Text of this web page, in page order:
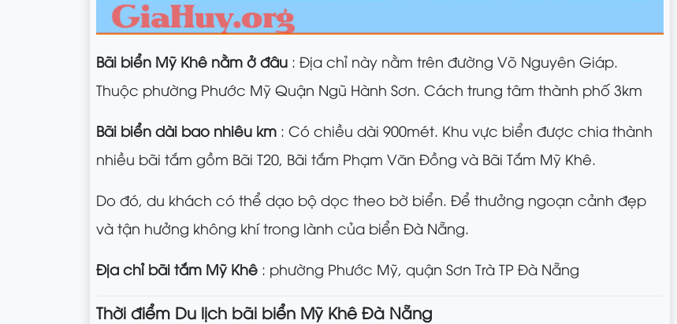
Bãi biển Mỹ Khê nằm ở đâu : Địa chỉ này nằm trên đường Võ Nguyên Giáp.
Thuộc phường Phước Mỹ Quận Ngũ Hành Sơn. Cách trung tâm thành phố 3km
Bãi biển dài bao nhiêu km : Có chiều dài 900mét. Khu vực biển được chia thành
nhiều bãi tắm gồm Bãi T20, Bãi tắm Phạm Văn Đồng và Bãi Tắm Mỹ Khê.
Do đó, du khách có thể dạo bộ dọc theo bờ biển. Để thưởng ngoạn cảnh đẹp
và tận hưởng không khí trong lành của biển Đà Nẵng.
Địa chỉ bãi tắm Mỹ Khê : phường Phước Mỹ, quận Sơn Trà TP Đà Nẵng
Thời điểm Du lịch bãi biển Mỹ Khê Đà Nẵng